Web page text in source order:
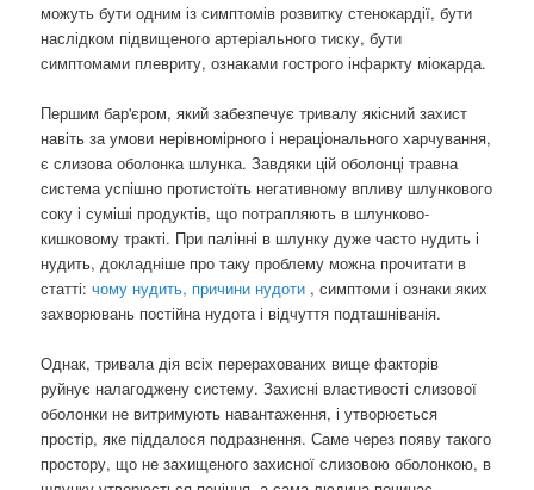
можуть бути одним із симптомів розвитку стенокардії, бути
наслідком підвищеного артеріального тиску, бути
симптомами плевриту, ознаками гострого інфаркту міокарда.
Першим бар'єром, який забезпечує тривалу якісний захист
навіть за умови нерівномірного і нераціонального харчування,
є слизова оболонка шлунка. Завдяки цій оболонці травна
система успішно протистоїть негативному впливу шлункового
соку і суміші продуктів, що потрапляють в шлунково-
кишковому тракті. При палінні в шлунку дуже часто нудить і
нудить, докладніше про таку проблему можна прочитати в
статті:чому нудить, причини нудоти , симптоми і ознаки яких
захворювань постійна нудота і відчуття подташніванія.
Однак, тривала дія всіх перерахованих вище факторів
руйнує налагоджену систему. Захисні властивості слизової
оболонки не витримують навантаження, і утворюється
простір, яке піддалося подразнення. Саме через появу такого
простору, що не захищеного захисної слизовою оболонкою, в